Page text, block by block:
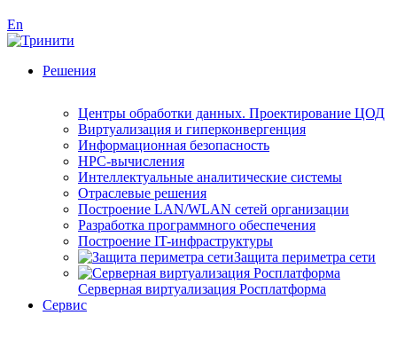
En
Решения
Центры обработки данных. Проектирование ЦОД
Виртуализация и гиперконвергенция
Информационная безопасность
HPC-вычисления
Интеллектуальные аналитические системы
Отраслевые решения
Построение LAN/WLAN сетей организации
Разработка программного обеспечения
Построение IT-инфраструктуры
Защита периметра сети
Серверная виртуализация Росплатформа
Сервис